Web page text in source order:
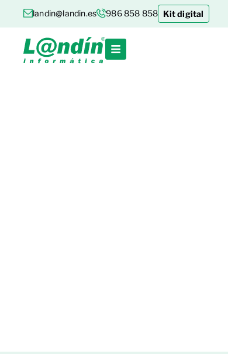
landin@landin.es 986 858 858 Kit digital